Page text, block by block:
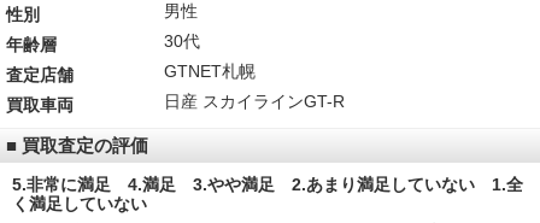
性別
男性
年齢層
30代
査定店舗
GTNET札幌
買取車両
日産 スカイラインGT-R
■ 買取査定の評価
5.非常に満足 4.満足 3.やや満足 2.あまり満足していない 1.全
く満足していない